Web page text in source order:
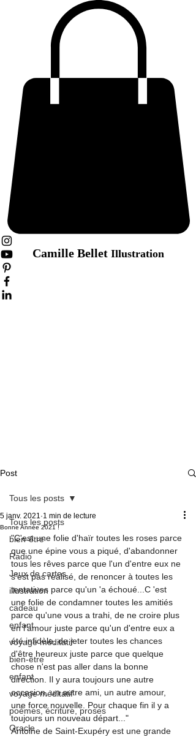
Camille Bellet Illustration
Post
Tous les posts
bien-être
Radio
Jeux de cartes
illustration
cadeau
enfant
voyage méditatif
bien-être
enfant
voyage méditatif
poèmes, écriture, proses
Oracle
Tous les posts
Bonne Année 2021 !
5 janv. 2021 1 min de lecture
"C'est une folie d'haïr toutes les roses parce
que une épine vous a piqué, d'abandonner
tous les rêves parce que l'un d'entre eux ne
s'est pas réalisé, de renoncer à toutes les
tentatives parce qu'un 'a échoué...C 'est
une folie de condamner toutes les amitiés
parce qu'une vous a trahi, de ne croire plus
en l'amour juste parce qu'un d'entre eux a
été infidèle, de jeter toutes les chances
d'être heureux juste parce que quelque
chose n'est pas aller dans la bonne
direction. Il y aura toujours une autre
occasion, un autre ami, un autre amour,
une force nouvelle. Pour chaque fin il y a
toujours un nouveau départ..."
Antoine de Saint-Exupéry est une grande